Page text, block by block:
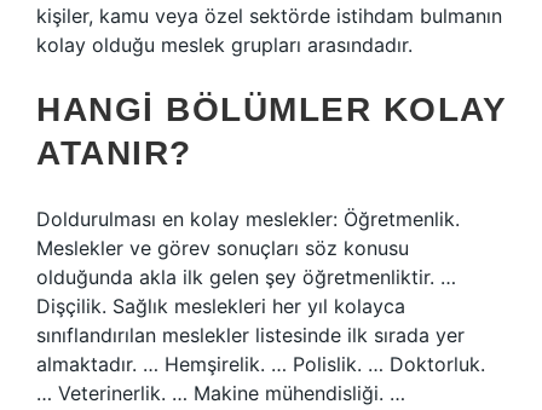
kişiler, kamu veya özel sektörde istihdam bulmanın
kolay olduğu meslek grupları arasındadır.
HANGI BÖLÜMLER KOLAY
ATANIR?
Doldurulması en kolay meslekler: Öğretmenlik.
Meslekler ve görev sonuçları söz konusu
olduğunda akla ilk gelen şey öğretmenliktir. …
Dişçilik. Sağlık meslekleri her yıl kolayca
sınıflandırılan meslekler listesinde ilk sırada yer
almaktadır. … Hemşirelik. … Polislik. … Doktorluk.
… Veterinerlik. … Makine mühendisliği. …